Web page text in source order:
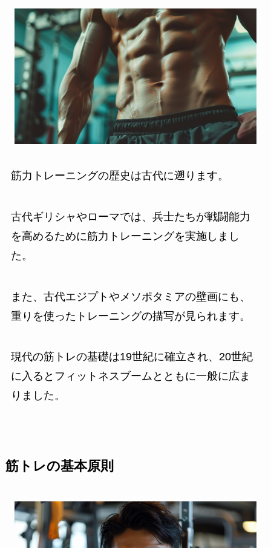
筋力トレーニングの歴史は古代に遡ります。
古代ギリシャやローマでは、兵士たちが戦闘能力
を高めるために筋力トレーニングを実施しまし
た。
また、古代エジプトやメソポタミアの壁画にも、
重りを使ったトレーニングの描写が見られます。
現代の筋トレの基礎は19世紀に確立され、20世紀
に入るとフィットネスブームとともに一般に広ま
りました。
筋トレの基本原則